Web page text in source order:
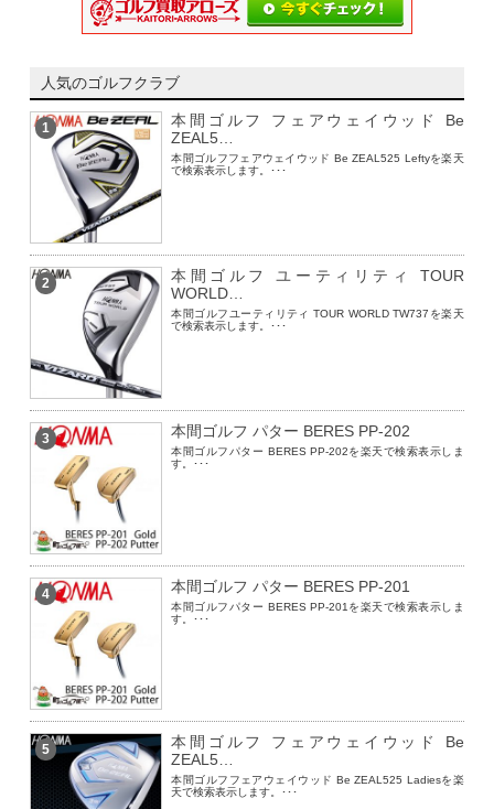
人気のゴルフクラブ
1
本間ゴルフ フェアウェイウッド Be
ZEAL5…
本間ゴルフフェアウェイウッド Be ZEAL525 Leftyを楽天
で検索表示します。･･･
2
本間ゴルフ ユーティリティ TOUR
WORLD…
本間ゴルフユーティリティ TOUR WORLD TW737を楽天
で検索表示します。･･･
3 本間ゴルフ パター BERES PP-202
本間ゴルフパター BERES PP-202を楽天で検索表示しま
す。･･･
4 本間ゴルフ パター BERES PP-201
本間ゴルフパター BERES PP-201を楽天で検索表示しま
す。･･･
5
本間ゴルフ フェアウェイウッド Be
ZEAL5…
本間ゴルフフェアウェイウッド Be ZEAL525 Ladiesを楽
天で検索表示します。･･･